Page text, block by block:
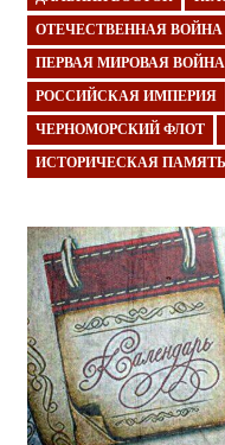
ОТЕЧЕСТВЕННАЯ ВОЙНА
ПЕРВАЯ МИРОВАЯ ВОЙНА
РОССИЙСКАЯ ИМПЕРИЯ
ЧЕРНОМОРСКИЙ ФЛОТ
ИСТОРИЧЕСКАЯ ПАМЯТЬ